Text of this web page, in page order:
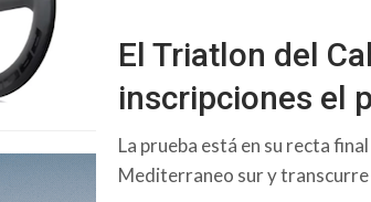
El Triatlon del
inscripciones el
La prueba está en su recta
Mediterraneo sur y transcurre